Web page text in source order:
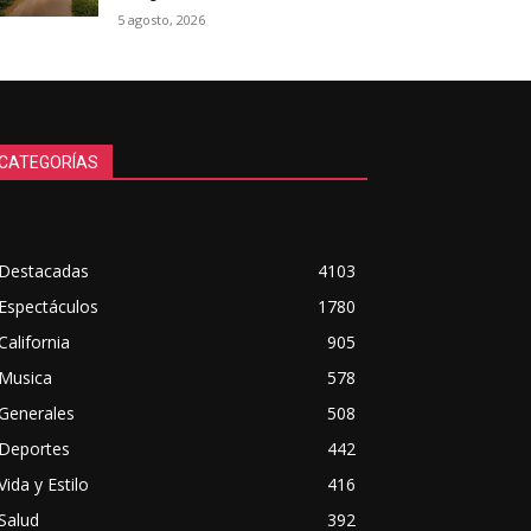
5 agosto, 2026
Destacadas
4103
Espectáculos
1780
905
Musica
578
508
Deportes
442
y Estilo
416
392